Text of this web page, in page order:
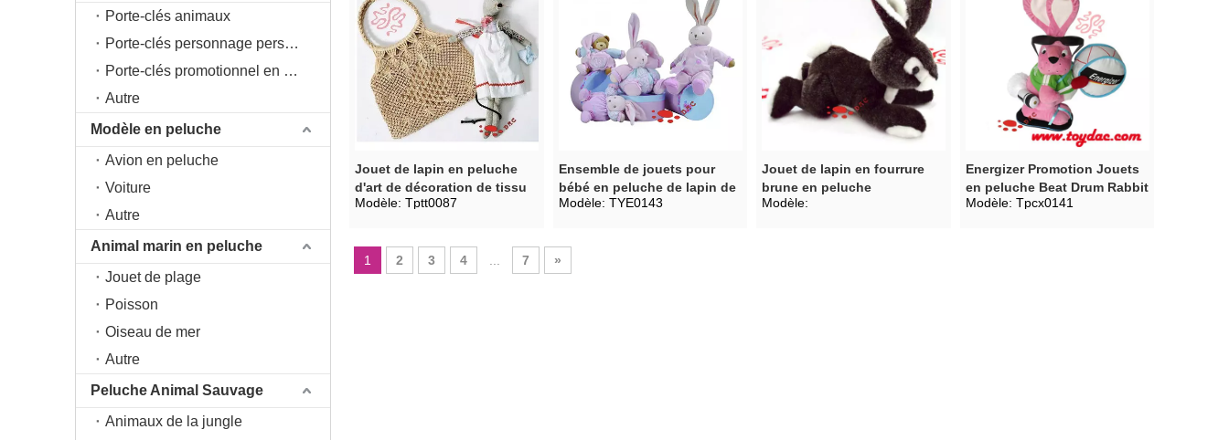
Porte-clés animaux
Porte-clés personnage personnage
Porte-clés promotionnel en peluche
Autre
Modèle en peluche
Avion en peluche
Voiture
Autre
Animal marin en peluche
Jouet de plage
Poisson
Oiseau de mer
Autre
Peluche Animal Sauvage
Animaux de la jungle
Jouet de lapin en peluche
d'art de décoration de tissu
Modèle: Tptt0087
Ensemble de jouets pour
bébé en peluche de lapin de
couleur douce
Modèle: TYE0143
Jouet de lapin en fourrure
brune en peluche
Modèle:
Energizer Promotion Jouets
en peluche Beat Drum Rabbit
Modèle: Tpcx0141
1 2 3 4 7 »